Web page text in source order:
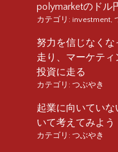
polymarketのド
カテゴリ: investment
努力を信じなく
走り、マーケテ
投資に走る
カテゴリ: つぶやき
起業に向いてい
いて考えてみよう
カテゴリ: つぶやき